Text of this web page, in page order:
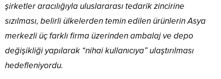
şirketler aracılığıyla uluslararası tedarik zincirine
sızılması, belirli ülkelerden temin edilen ürünlerin Asya
merkezli üç farklı firma üzerinden ambalaj ve depo
değişikliği yapılarak “nihai kullanıcıya” ulaştırılması
hedefleniyordu.